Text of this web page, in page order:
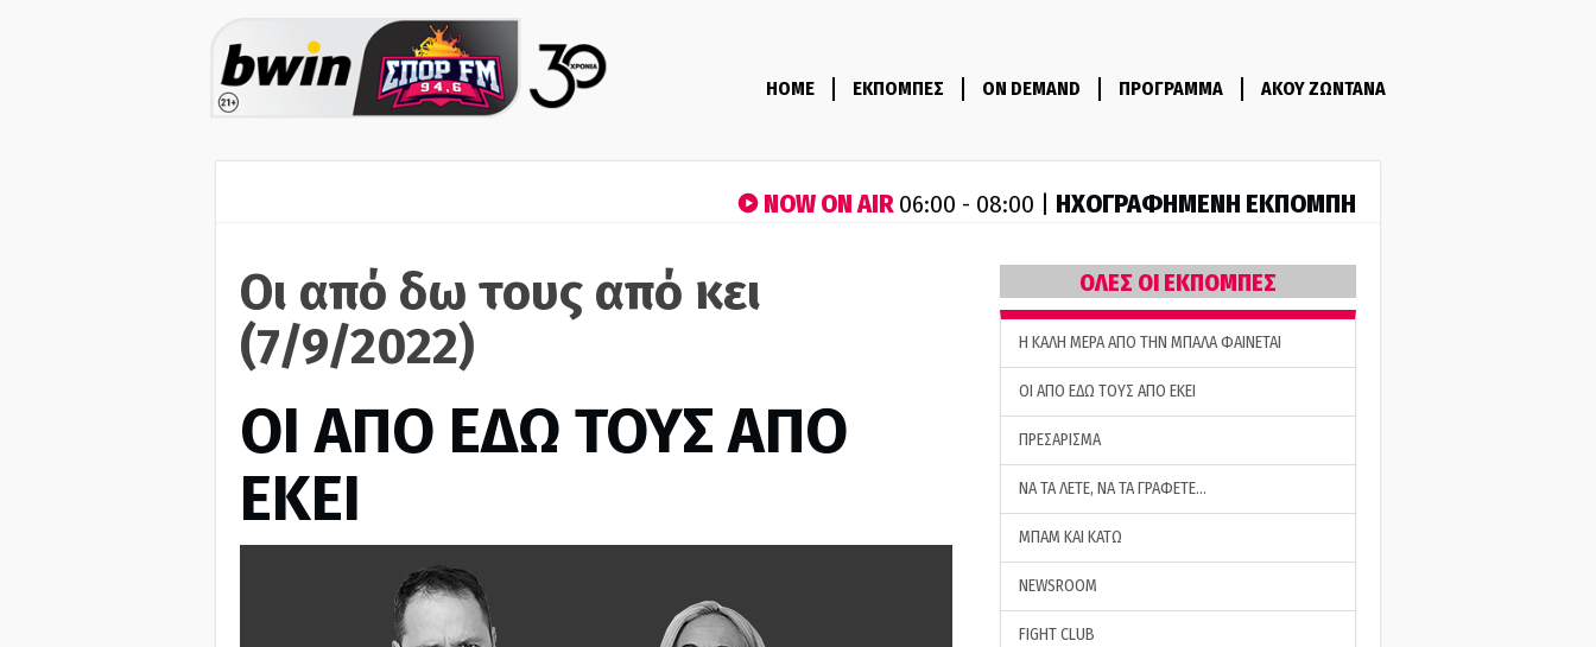
HOME ΕΚΠΟΜΠΕΣ ON DEMAND ΠΡΟΓΡΑΜΜΑ ΑΚΟΥ ΖΩΝΤΑΝΑ
NOW ON AIR06:00 - 08:00 | ΗΧΟΓΡΑΦΗΜΕΝΗ ΕΚΠΟΜΠΗ
Οι από δω τους από κει
(7/9/2022)
ΟΙ ΑΠΟ ΕΔΩ ΤΟΥΣ ΑΠΟ
ΕΚΕΙ
ΟΛΕΣ ΟΙ ΕΚΠΟΜΠΕΣ
H ΚΑΛΗ ΜΕΡΑ ΑΠΟ ΤΗΝ ΜΠΑΛΑ ΦΑΙΝΕΤΑΙ
ΟΙ ΑΠΟ ΕΔΩ ΤΟΥΣ ΑΠΟ ΕΚΕΙ
ΠΡΕΣΑΡΙΣΜΑ
ΝΑ ΤΑ ΛΕΤΕ, ΝΑ ΤΑ ΓΡΑΦΕΤΕ…
ΜΠΑΜ ΚΑΙ ΚΑΤΩ
NEWSROOM
FIGHT CLUB